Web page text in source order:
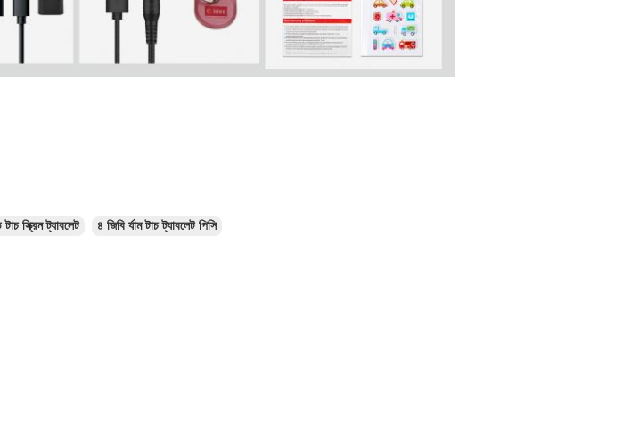
টাচ স্ক্রিন ট্যাবলেট ৪ জিবি র্যাম টাচ ট্যাবলেট পিসি